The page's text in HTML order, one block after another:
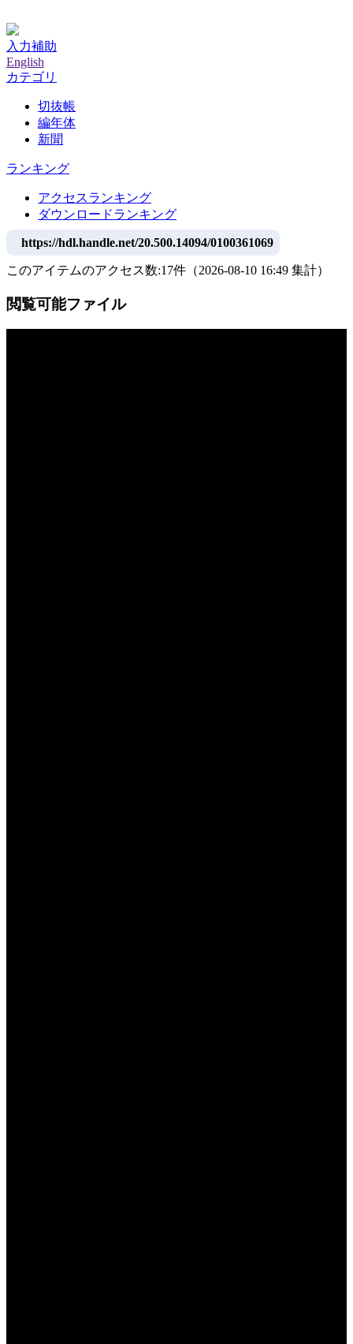
入力補助
English
カテゴリ
切抜帳
編年体
新聞
ランキング
アクセスランキング
ダウンロードランキング
https://hdl.handle.net/20.500.14094/0100361069
このアイテムのアクセス数:17件 （2026-08-10 16:49 集計）
閲覧可能ファイル